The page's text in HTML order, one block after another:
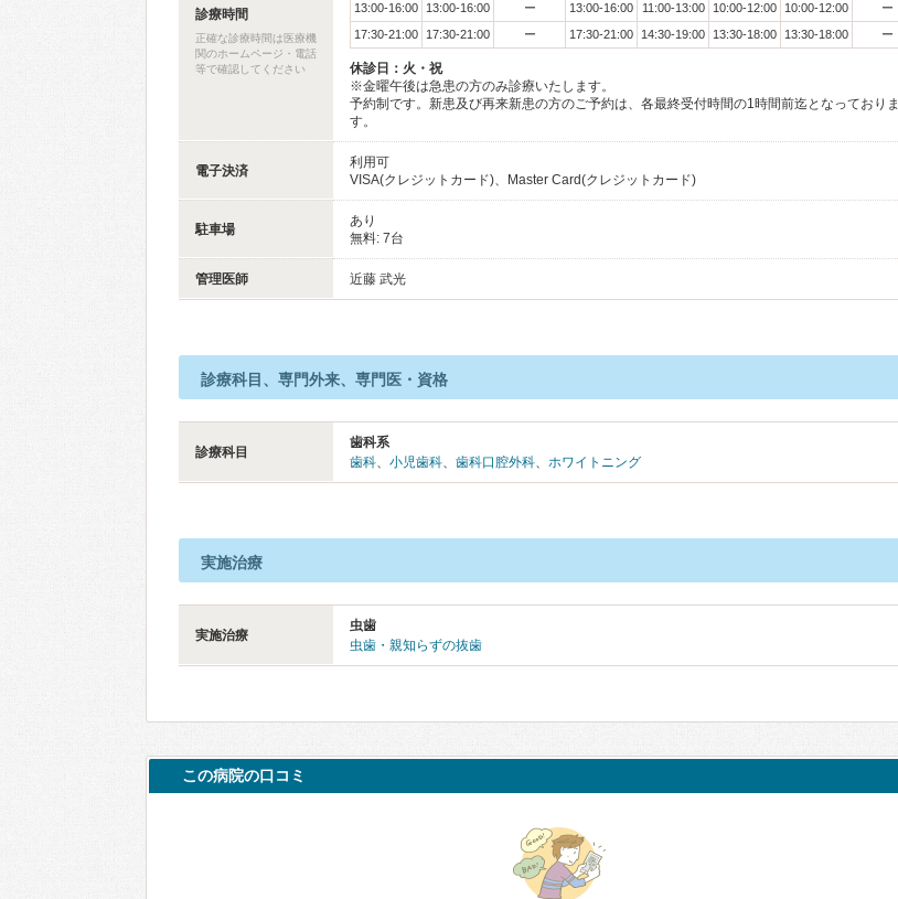
診療時間
正確な診療時間は医療機
関のホームページ・電話
等で確認してください
13:00-16:00 13:00-16:00 ー 13:00-16:00 11:00-13:00 10:00-12:00 10:00-12:00
ー
17:30-21:00
17:30-21:00 ー 17:30-21:00 14:30-19:00 13:30-18:00 13:30-18:00 ー
休診日：火・祝
※金曜午後は急患の方のみ診療いたします。
予約制です。新患及び再来新患の方のご予約は、各最終受付時間の1時間前迄となっておりま
す。
電子決済
利用可
VISA(クレジットカード)、Master Card(クレジットカード)
駐車場
あり
無料: 7台
管理医師 近藤 武光
診療科目、専門外来、専門医・資格
診療科目
歯科系
歯科、 小児歯科、 歯科口腔外科、 ホワイトニング
実施治療
実施治療
虫歯
虫歯・親知らずの抜歯
この病院の口コミ